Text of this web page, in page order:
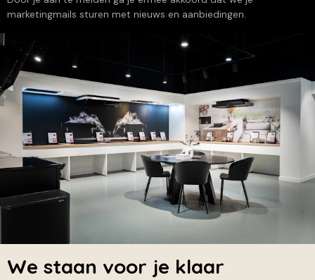
marketingmails sturen met nieuws en aanbiedingen.
We staan voor je klaar